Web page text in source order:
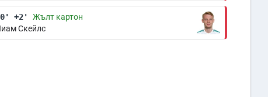
+2'
Жълт картон
Скейлс